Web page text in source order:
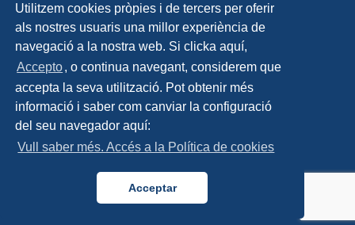
Utilitzem cookies pròpies i de tercers per oferir
als nostres usuaris una millor experiència de
navegació a la nostra web. Si clicka aquí,
Accepto, o continua navegant, considerem que
accepta la seva utilització. Pot obtenir més
informació i saber com canviar la configuració
del seu navegador aquí:
Vull saber més. Accés a la Política de cookies
Acceptar
info@ccfundacions.cat
Contacta
Política de privadesa
Política de cookies
TipTop Learning